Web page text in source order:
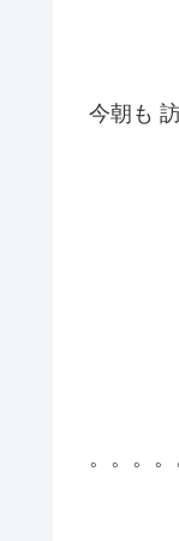
今朝も
。。。。